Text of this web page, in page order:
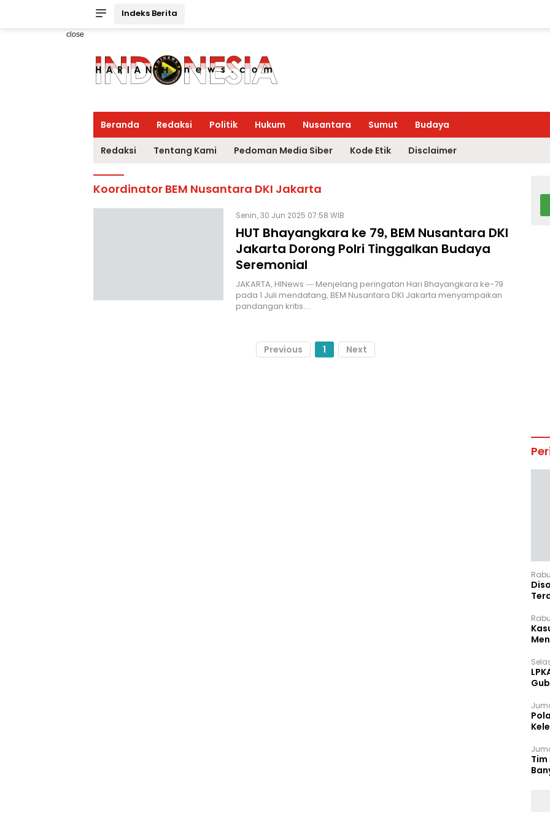
Indeks Berita
close
Beranda Redaksi Politik Hukum Nusantara Sumut Budaya
Redaksi Tentang Kami Pedoman Media Siber Kode Etik Disclaimer
Koordinator BEM Nusantara DKI Jakarta
Senin, 30 Jun 2025 07:58 WIB
HUT Bhayangkara ke 79, BEM Nusantara DKI
Jakarta Dorong Polri Tinggalkan Budaya
Seremonial
JAKARTA, HINews — Menjelang peringatan Hari Bhayangkara ke-79
pada 1 Juli mendatang, BEM Nusantara DKI Jakarta menyampaikan
pandangan kritis…
Previous 1 Next
Tim